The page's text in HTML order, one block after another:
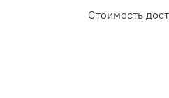
Стоимость